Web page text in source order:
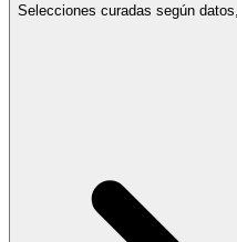
Selecciones curadas según